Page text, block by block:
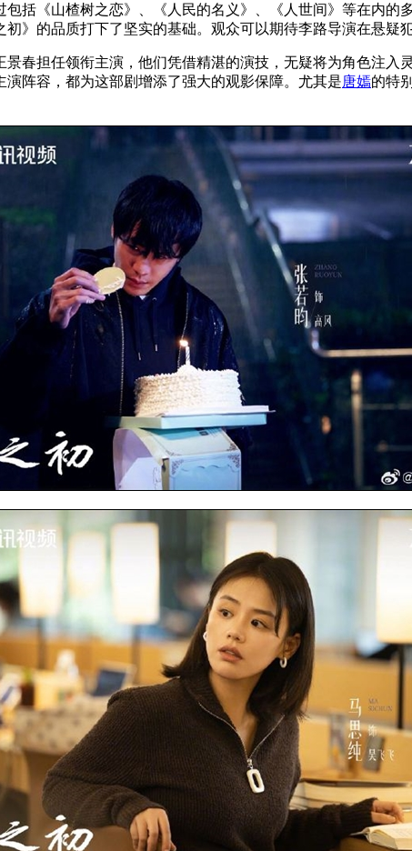
括《山楂树之恋》、《人民的名义》、《人世间》等在内的
》的品质打下了坚实的基础。观众可以期待李路导演在悬疑
春担任领衔主演，他们凭借精湛的演技，无疑将为角色注入
阵容，都为这部剧增添了强大的观影保障。尤其是唐嫣的特